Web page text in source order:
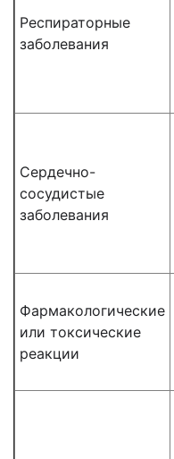
Респираторные
заболевания
Сердечно-
сосудистые
заболевания
Фармакологические
или токсические
реакции